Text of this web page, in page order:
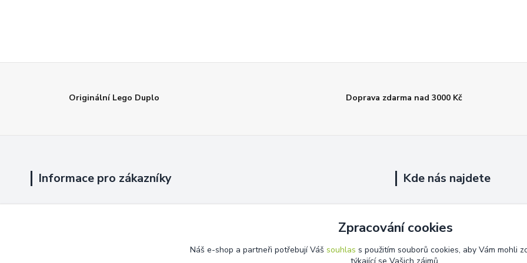
Originální Lego Duplo Doprava zdarma nad 3000 Kč
Informace pro zákazníky Kde nás najdete
Říčany, 251 01
Na této adrese není prodejna.
Zpracování cookies
Náš e-shop a partneři potřebují Váš souhlas s použitím souborů cookies, aby Vám mohli